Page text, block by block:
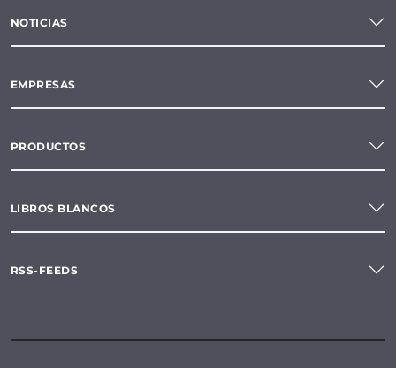
NOTICIAS
EMPRESAS
PRODUCTOS
LIBROS BLANCOS
RSS-FEEDS